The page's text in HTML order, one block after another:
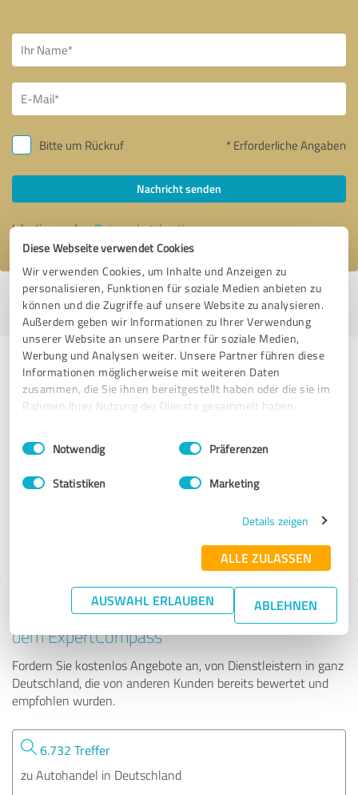
Diese Webseite verwendet Cookies
Wir verwenden Cookies, um Inhalte und Anzeigen zu
personalisieren, Funktionen für soziale Medien anbieten zu
können und die Zugriffe auf unsere Website zu analysieren.
Außerdem geben wir Informationen zu Ihrer Verwendung
unserer Website an unsere Partner für soziale Medien,
Werbung und Analysen weiter. Unsere Partner führen diese
Informationen möglicherweise mit weiteren Daten
zusammen, die Sie ihnen bereitgestellt haben oder die sie im
Rahmen Ihrer Nutzung der Dienste gesammelt haben.
Impressum Datenschutzbestimmungen
Einwilligungsauswahl
Notwendig Präferenzen
Statistiken Marketing
Details zeigen
ALLE ZULASSEN
AUSWAHL ERLAUBEN ABLEHNEN
Bitte um Rückruf * Erforderliche Angaben
Nachricht senden
Ich stimme denDatenschutzbestimmungenzu.
Profil aktiv seit 06.09.2017 | Letzte Aktualisierung: 11.02.2020
melden
Erfahrungen zu weiteren
Anbietern aus dem Bereich
Autohandel
Severin Grätz | Sixt Car Sales
Tipp: Die passenden Experten finden - mit
dem ExpertCompass
Fordern Sie kostenlos Angebote an, von Dienstleistern in ganz
Deutschland, die von anderen Kunden bereits bewertet und
empfohlen wurden.
6.732 Treffer
zu Autohandel in Deutschland